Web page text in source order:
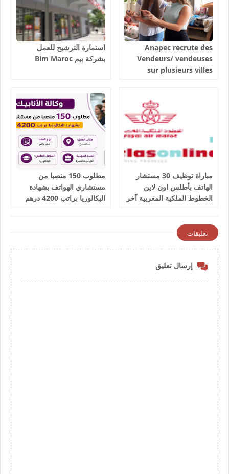
Anapec recrute des
Vendeurs/ vendeuses
sur plusieurs villes
استمارة الترشيح للعمل
بشركة بيم Bim Maroc
مباراة توظيف 30 مستشار
الهاتف بأطلس اون لاين
الخطوط الملكية المغربية آخر
مطلوب 150 منصبا من
مستشاري الهواتف بشهادة
البكالوريا براتب 4200 درهم
تعليقات
إرسال تعليق